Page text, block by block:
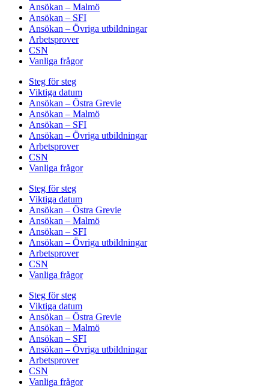
Ansökan – Malmö
Ansökan – SFI
Ansökan – Övriga utbildningar
Arbetsprover
CSN
Vanliga frågor
Steg för steg
Viktiga datum
Ansökan – Östra Grevie
Ansökan – Malmö
Ansökan – SFI
Ansökan – Övriga utbildningar
Arbetsprover
CSN
Vanliga frågor
Steg för steg
Viktiga datum
Ansökan – Östra Grevie
Ansökan – Malmö
Ansökan – SFI
Ansökan – Övriga utbildningar
Arbetsprover
CSN
Vanliga frågor
Steg för steg
Viktiga datum
Ansökan – Östra Grevie
Ansökan – Malmö
Ansökan – SFI
Ansökan – Övriga utbildningar
Arbetsprover
CSN
Vanliga frågor